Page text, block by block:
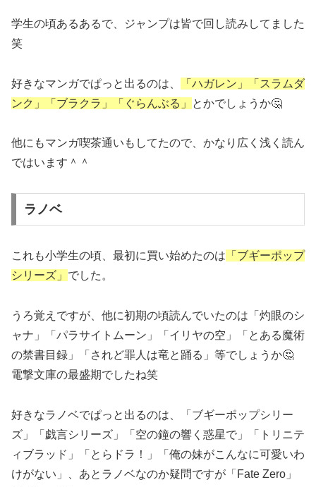
学生の頃あるあるで、ジャンプは皆で回し読みしてました
笑
好きなマンガでぱっと出るのは、
「ハガレン」「スラムダ
ンク」「ブラクラ」「ぐらんぶる」
とかでしょうか🤔
他にもマンガ喫茶通いもしてたので、かなり広く浅く読ん
ではいます＾＾
ラノベ
これも小学生の頃、最初に買い始めたのは 「ブギーポップ
シリーズ」 でした。
うろ覚えですが、他に初期の頃読んでいたのは「灼眼のシ
ャナ」「パラサイトムーン」「イリヤの空」「とある魔術
の禁書目録」「されど罪人は竜と踊る」等でしょうか🤔
電撃文庫の最盛期でしたね笑
好きなラノベでぱっと出るのは、「ブギーポップシリー
ズ」「戯言シリーズ」「空の鐘の響く惑星で」「トリニテ
ィブラッド」「とらドラ！」「俺の妹がこんなに可愛いわ
けがない」、あとラノベなのか疑問ですが「Fate Zero」